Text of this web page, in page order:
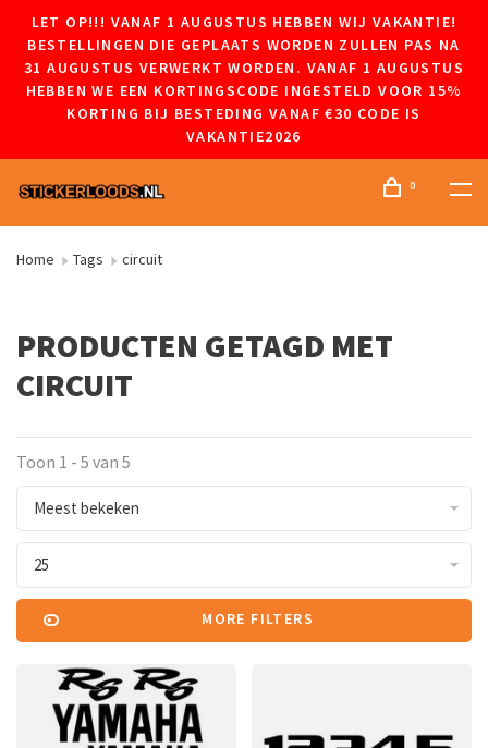
LET OP!!! VANAF 1 AUGUSTUS HEBBEN WIJ VAKANTIE!
BESTELLINGEN DIE GEPLAATS WORDEN ZULLEN PAS NA
31 AUGUSTUS VERWERKT WORDEN. VANAF 1 AUGUSTUS
HEBBEN WE EEN KORTINGSCODE INGESTELD VOOR 15%
KORTING BIJ BESTEDING VANAF €30 CODE IS
VAKANTIE2026
0
Home Tags circuit
PRODUCTEN GETAGD MET
CIRCUIT
Toon 1 - 5 van 5
Meest bekeken
25
MORE FILTERS